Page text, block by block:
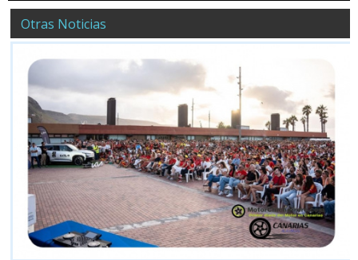
Otras Noticias